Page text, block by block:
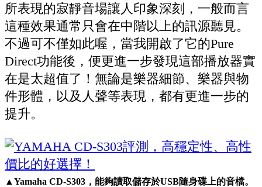
所表現的寂靜音場讓人印象深刻，一般而言
這種效果通常只會在中階以上的訊源聽見。
不過可不僅如此喔，當我開啟了它的Pure
Direct功能後，便更進一步發現這部播放器實
在是太超值了！無論是樂器細節、樂器與物
件形體，以及人聲等表現，都有更進一步的
提升。
▲ Yamaha CD-S303，能夠讀取儲存於USB隨身碟上的音檔。